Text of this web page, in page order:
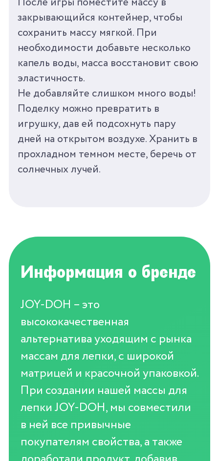
закрывающийся контейнер, чтобы
сохранить массу мягкой. При
необходимости добавьте несколько
капель воды, масса восстановит свою
эластичность.
Не добавляйте слишком много воды!
Поделку можно превратить в
игрушку, дав ей подсохнуть пару
дней на открытом воздухе. Хранить в
прохладном темном месте, беречь от
солнечных лучей.
Информация о бренде
JOY-DOH – это
высококачественная
альтернатива уходящим с рынка
массам для лепки, с широкой
матрицей и красочной упаковкой.
При создании нашей массы для
лепки JOY-DOH, мы совместили
в ней все привычные
покупателям свойства, а также
Ozon
Wildberries